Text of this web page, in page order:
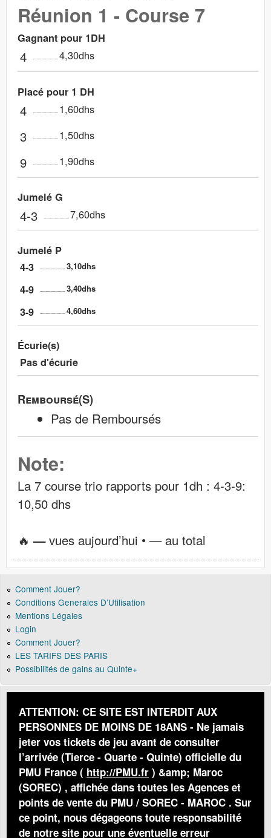
Réunion 1 - Course 7
Gagnant pour 1DH
4 4,30dhs
Placé pour 1 DH
4 1,60dhs
3 1,50dhs
9 1,90dhs
Jumelé G
4-3 7,60dhs
Jumelé P
4-3
3,10dhs
4-9 3,40dhs
3-9 4,60dhs
Écurie(s)
Pas d'écurie
Remboursé(s)
Pas de Remboursés
Note:
La 7 course trio rapports pour 1dh : 4-3-9:
10,50 dhs
🔥—vues aujourd’hui •—au total
Comment Jouer?
Conditions Generales D’Utilisation
Mentions Légales
Login
Comment Jouer?
LES TARIFS DES PARIS
Possibilités de gains au Quinte+
ATTENTION: CE SITE EST INTERDIT AUX
PERSONNES DE MOINS DE 18ANS - Ne jamais
jeter vos tickets de jeu avant de consulter
l’arrivée (Tierce - Quarte - Quinte) officielle du
PMU France ( http://PMU.fr ) &amp; Maroc
(SOREC) , affichée dans toutes les Agences et
points de vente du PMU / SOREC - MAROC . Sur
ce point, nous dégageons toute responsabilité
de notre site pour une éventuelle erreur